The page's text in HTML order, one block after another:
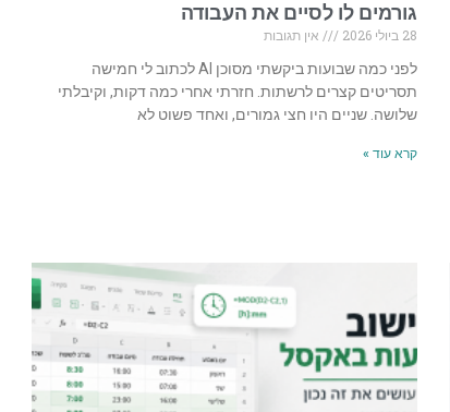
גורמים לו לסיים את העבודה
28 ביולי 2026
אין תגובות
לפני כמה שבועות ביקשתי מסוכן AI לכתוב לי חמישה
תסריטים קצרים לרשתות. חזרתי אחרי כמה דקות, וקיבלתי
שלושה. שניים היו חצי גמורים, ואחד פשוט לא
קרא עוד »